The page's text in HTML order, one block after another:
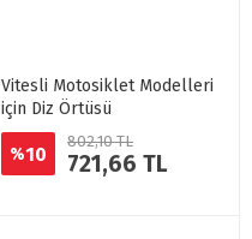
Vitesli Motosiklet Modelleri
için Diz Örtüsü
%10
802,10 TL
721,66 TL